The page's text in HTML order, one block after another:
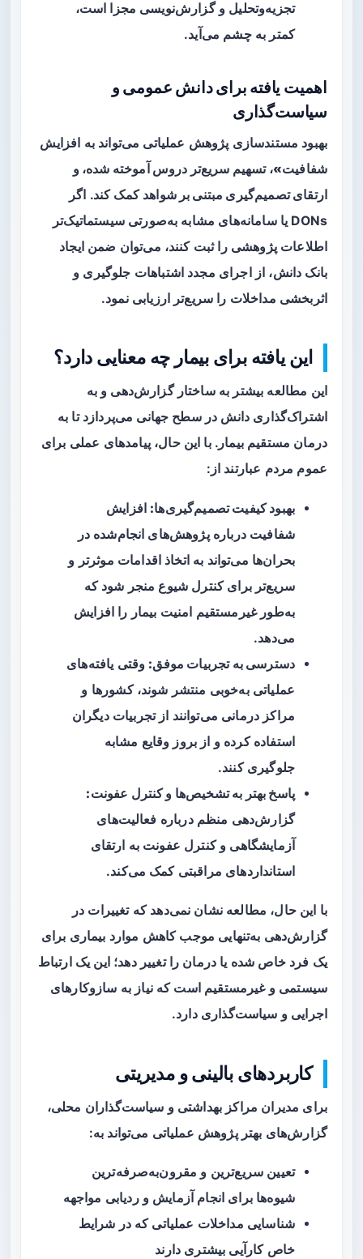
تجزیه‌وتحلیل و گزارش‌نویسی مجزا است،
کمتر به چشم می‌آید.
اهمیت یافته برای دانش عمومی و
سیاست‌گذاری
بهبود مستندسازی پژوهش عملیاتی می‌تواند به افزایش
شفافیت»، تسهیم سریع‌تر دروس آموخته شده، و
ارتقای تصمیم‌گیری مبتنی بر شواهد کمک کند. اگر
DONs یا سامانه‌های مشابه به‌صورتی سیستماتیک‌تر
اطلاعات پژوهشی را ثبت کنند، می‌توان ضمن ایجاد
بانک دانش، از اجرای مجدد اشتباهات جلوگیری و
اثربخشی مداخلات را سریع‌تر ارزیابی نمود.
این یافته برای بیمار چه معنایی دارد؟
این مطالعه بیشتر به ساختار گزارش‌دهی و به
اشتراک‌گذاری دانش در سطح جهانی می‌پردازد تا به
درمان مستقیم بیمار. با این حال، پیامدهای عملی برای
عموم مردم عبارتند از:
بهبود کیفیت تصمیم‌گیری‌ها: افزایش
شفافیت درباره پژوهش‌های انجام‌شده در
بحران‌ها می‌تواند به اتخاذ اقدامات موثرتر و
سریع‌تر برای کنترل شیوع منجر شود که
به‌طور غیرمستقیم امنیت بیمار را افزایش
می‌دهد.
دسترسی به تجربیات موفق: وقتی یافته‌های
عملیاتی به‌خوبی منتشر شوند، کشورها و
مراکز درمانی می‌توانند از تجربیات دیگران
استفاده کرده و از بروز وقایع مشابه
جلوگیری کنند.
پاسخ بهتر به تشخیص‌ها و کنترل عفونت:
گزارش‌دهی منظم درباره فعالیت‌های
آزمایشگاهی و کنترل عفونت به ارتقای
استانداردهای مراقبتی کمک می‌کند.
با این حال، مطالعه نشان نمی‌دهد که تغییرات در
گزارش‌دهی به‌تنهایی موجب کاهش موارد بیماری برای
یک فرد خاص شده یا درمان را تغییر دهد؛ این یک ارتباط
سیستمی و غیرمستقیم است که نیاز به سازوکارهای
اجرایی و سیاست‌گذاری دارد.
کاربردهای بالینی و مدیریتی
برای مدیران مراکز بهداشتی و سیاست‌گذاران محلی،
گزارش‌های بهتر پژوهش عملیاتی می‌تواند به:
تعیین سریع‌ترین و مقرون‌به‌صرفه‌ترین
شیوه‌ها برای انجام آزمایش و ردیابی مواجهه
شناسایی مداخلات عملیاتی که در شرایط
خاص کارآیی بیشتری دارند